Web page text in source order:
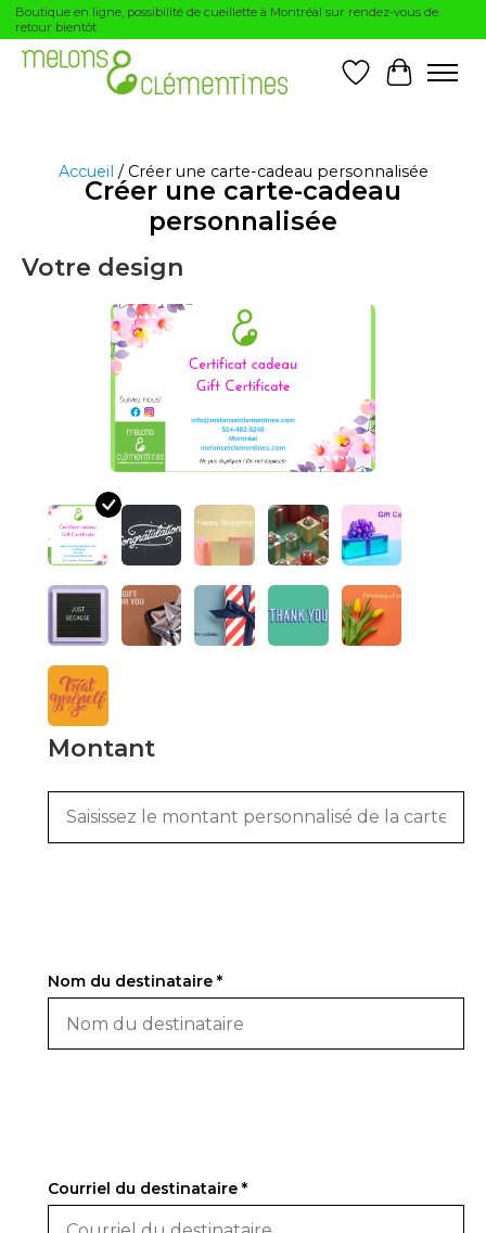
Boutique en ligne, possibilité de cueillette à Montréal sur rendez-vous de
retour bientôt
Liste dePanier
Accueil / Créer une carte-cadeau personnalisée
Créer une carte-cadeau
personnalisée
Votre design
Montant
Nom du destinataire *
Courriel du destinataire *